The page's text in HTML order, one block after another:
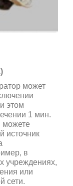
может
этом
1 мин.
можете
источник
в
учреждениях,
или
сети.